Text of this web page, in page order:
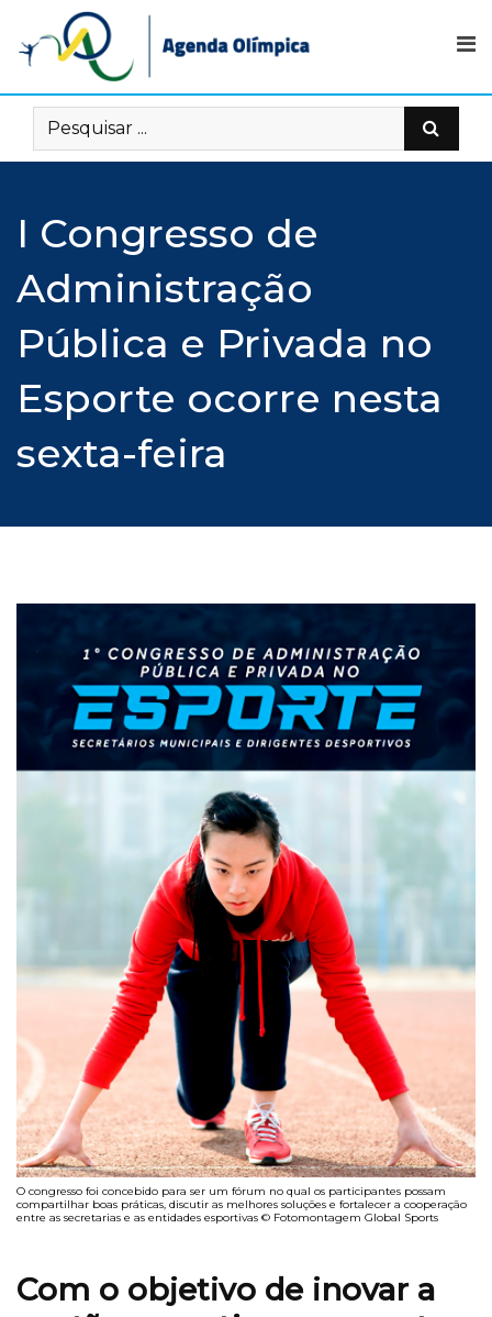
content
I Congresso de
Administração
Pública e Privada no
Esporte ocorre nesta
sexta-feira
O congresso foi concebido para ser um fórum no qual os participantes possam
compartilhar boas práticas, discutir as melhores soluções e fortalecer a cooperação
entre as secretarias e as entidades esportivas © Fotomontagem Global Sports
Com o objetivo de inovar a